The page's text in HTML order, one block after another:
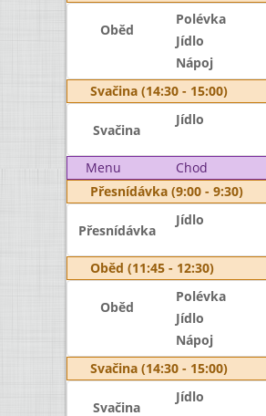
Oběd
Polévka
Jídlo
Nápoj
Svačina (14:30 - 15:00)
Svačina
Jídlo
Menu Chod
Přesnídávka (9:00 - 9:30)
Přesnídávka
Jídlo
Oběd (11:45 - 12:30)
Oběd
Polévka
Jídlo
Nápoj
Svačina (14:30 - 15:00)
Svačina
Jídlo